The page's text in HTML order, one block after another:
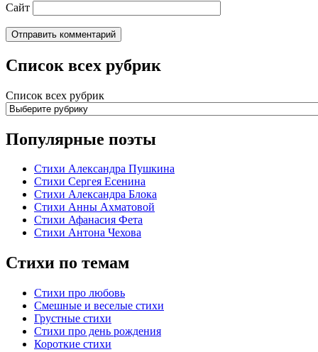
Сайт
Список всех рубрик
Список всех рубрик
Популярные поэты
Стихи Александра Пушкина
Стихи Сергея Есенина
Стихи Александра Блока
Стихи Анны Ахматовой
Стихи Афанасия Фета
Стихи Антона Чехова
Стихи по темам
Стихи про любовь
Смешные и веселые стихи
Грустные стихи
Стихи про день рождения
Короткие стихи